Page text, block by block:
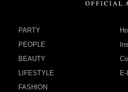
PARTY
PEOPLE
BEAUTY
LIFESTYLE
FASHION
E-